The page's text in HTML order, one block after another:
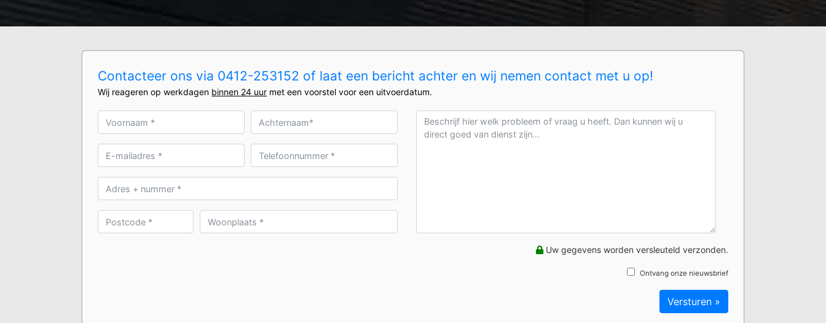
Contacteer ons via 0412-253152 of laat een bericht achter en wij nemen contact met u op!
Wij reageren op werkdagen binnen 24 uur met een voorstel voor een uitvoerdatum.
Uw gegevens worden versleuteld verzonden.
Ontvang onze nieuwsbrief